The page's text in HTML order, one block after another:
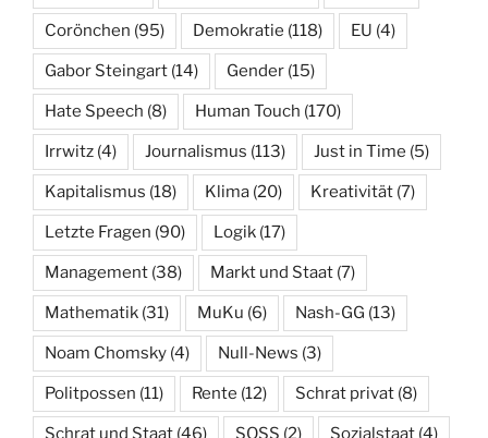
Corönchen (95) Demokratie (118) EU (4)
Gabor Steingart (14) Gender (15)
Hate Speech (8) Human Touch (170)
Irrwitz (4) Journalismus (113) Just in Time (5)
Kapitalismus (18) Klima (20) Kreativität (7)
Letzte Fragen (90) Logik (17)
Management (38) Markt und Staat (7)
Mathematik (31) MuKu (6) Nash-GG (13)
Noam Chomsky (4) Null-News (3)
Politpossen (11) Rente (12) Schrat privat (8)
Schrat und Staat (46) SOSS (2) Sozialstaat (4)